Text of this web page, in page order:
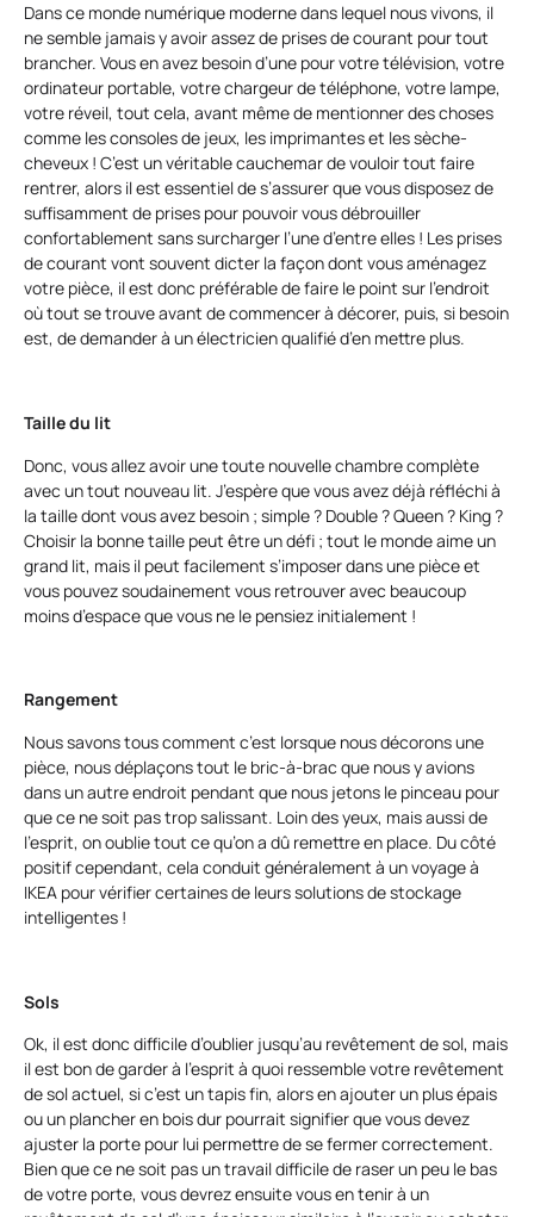
Dans ce monde numérique moderne dans lequel nous vivons, il
ne semble jamais y avoir assez de prises de courant pour tout
brancher. Vous en avez besoin d’une pour votre télévision, votre
ordinateur portable, votre chargeur de téléphone, votre lampe,
votre réveil, tout cela, avant même de mentionner des choses
comme les consoles de jeux, les imprimantes et les sèche-
cheveux ! C’est un véritable cauchemar de vouloir tout faire
rentrer, alors il est essentiel de s’assurer que vous disposez de
suffisamment de prises pour pouvoir vous débrouiller
confortablement sans surcharger l’une d’entre elles ! Les prises
de courant vont souvent dicter la façon dont vous aménagez
votre pièce, il est donc préférable de faire le point sur l’endroit
où tout se trouve avant de commencer à décorer, puis, si besoin
est, de demander à un électricien qualifié d’en mettre plus.
Taille du lit
Donc, vous allez avoir une toute nouvelle chambre complète
avec un tout nouveau lit. J’espère que vous avez déjà réfléchi à
la taille dont vous avez besoin ; simple ? Double ? Queen ? King ?
Choisir la bonne taille peut être un défi ; tout le monde aime un
grand lit, mais il peut facilement s’imposer dans une pièce et
vous pouvez soudainement vous retrouver avec beaucoup
moins d’espace que vous ne le pensiez initialement !
Rangement
Nous savons tous comment c’est lorsque nous décorons une
pièce, nous déplaçons tout le bric-à-brac que nous y avions
dans un autre endroit pendant que nous jetons le pinceau pour
que ce ne soit pas trop salissant. Loin des yeux, mais aussi de
l’esprit, on oublie tout ce qu’on a dû remettre en place. Du côté
positif cependant, cela conduit généralement à un voyage à
IKEA pour vérifier certaines de leurs solutions de stockage
intelligentes !
Sols
Ok, il est donc difficile d’oublier jusqu’au revêtement de sol, mais
il est bon de garder à l’esprit à quoi ressemble votre revêtement
de sol actuel, si c’est un tapis fin, alors en ajouter un plus épais
ou un plancher en bois dur pourrait signifier que vous devez
ajuster la porte pour lui permettre de se fermer correctement.
Bien que ce ne soit pas un travail difficile de raser un peu le bas
de votre porte, vous devrez ensuite vous en tenir à un